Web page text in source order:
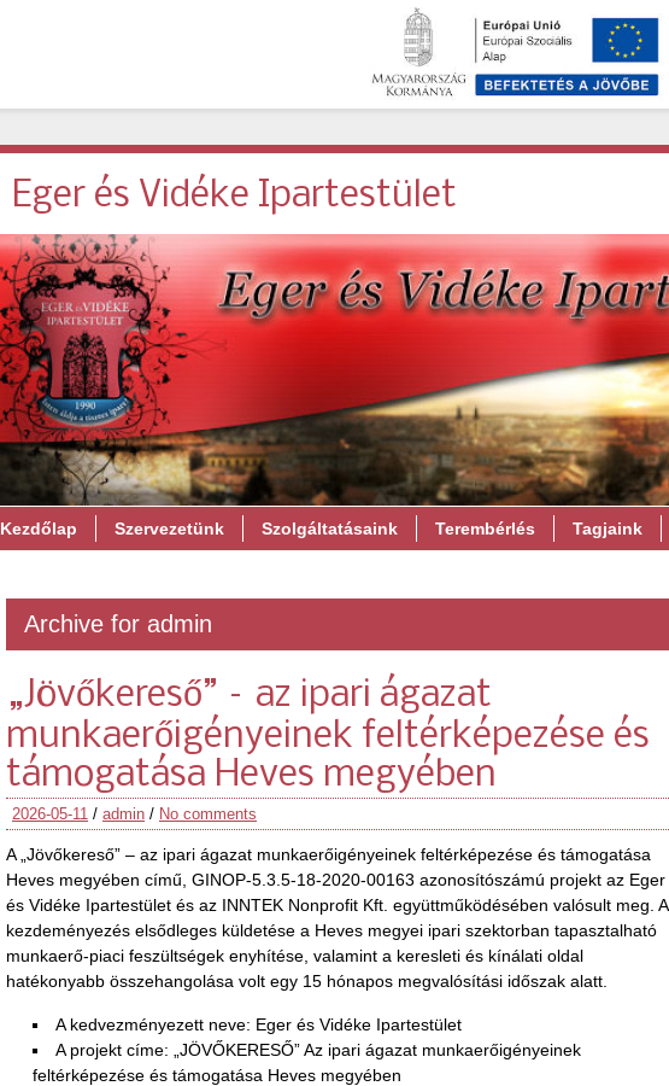
Eger és Vidéke Ipartestület
Kezdőlap Szervezetünk Szolgáltatásaink Terembérlés Tagjaink
Archive for admin
„Jövőkereső” – az ipari ágazat
munkaerőigényeinek feltérképezése és
támogatása Heves megyében
2026-05-11 / admin / No comments
A „Jövőkereső” – az ipari ágazat munkaerőigényeinek feltérképezése és támogatása
Heves megyében című, GINOP-5.3.5-18-2020-00163 azonosítószámú projekt az Eger
és Vidéke Ipartestület és az INNTEK Nonprofit Kft. együttműködésében valósult meg. A
kezdeményezés elsődleges küldetése a Heves megyei ipari szektorban tapasztalható
munkaerő-piaci feszültségek enyhítése, valamint a keresleti és kínálati oldal
hatékonyabb összehangolása volt egy 15 hónapos megvalósítási időszak alatt.
A kedvezményezett neve: Eger és Vidéke Ipartestület
A projekt címe: „JÖVŐKERESŐ” Az ipari ágazat munkaerőigényeinek
feltérképezése és támogatása Heves megyében